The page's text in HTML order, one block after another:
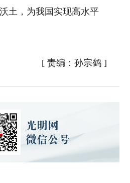
土，为我国实现高水平
[ 责编：孙宗鹤]